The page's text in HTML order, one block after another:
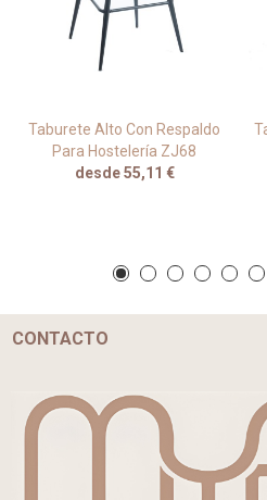
Taburete Alto Con Respaldo
Para Hostelería ZJ68
desde 55,11 €
CONTACTO